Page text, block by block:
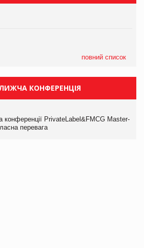
повний список
КОНФЕРЕНЦІЯ
конференції PrivateLabel&FMCG Master-
перевага